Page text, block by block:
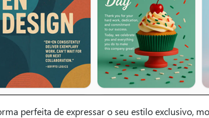
perfeita de expressar o seu estilo exclusivo,